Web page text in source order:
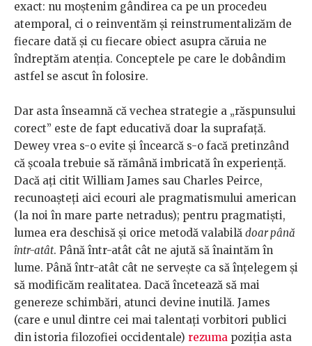
exact: nu moștenim gândirea ca pe un procedeu
atemporal, ci o reinventăm și reinstrumentalizăm de
fiecare dată și cu fiecare obiect asupra căruia ne
îndreptăm atenția. Conceptele pe care le dobândim
astfel se ascut în folosire.
Dar asta înseamnă că vechea strategie a „răspunsului
corect” este de fapt educativă doar la suprafață.
Dewey vrea s-o evite și încearcă s-o facă pretinzând
că școala trebuie să rămână imbricată în experiență.
Dacă ați citit William James sau Charles Peirce,
recunoașteți aici ecouri ale pragmatismului american
(la noi în mare parte netradus); pentru pragmatiști,
lumea era deschisă și orice metodă valabilă doar până
într-atât. Până într-atât cât ne ajută să înaintăm în
lume. Până într-atât cât ne servește ca să înțelegem și
să modificăm realitatea. Dacă încetează să mai
genereze schimbări, atunci devine inutilă. James
(care e unul dintre cei mai talentați vorbitori publici
din istoria filozofiei occidentale) rezuma poziția asta